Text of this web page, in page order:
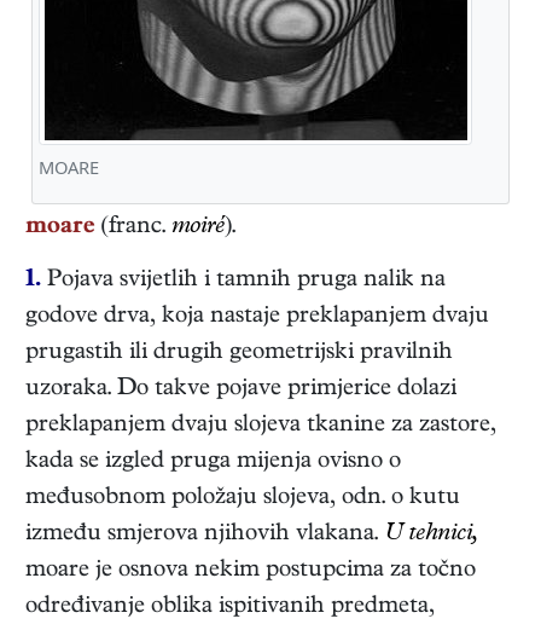
MOARE
moare (franc. moiré).
1. Pojava svijetlih i tamnih pruga nalik na
godove drva, koja nastaje preklapanjem dvaju
prugastih ili drugih geometrijski pravilnih
uzoraka. Do takve pojave primjerice dolazi
preklapanjem dvaju slojeva tkanine za zastore,
kada se izgled pruga mijenja ovisno o
međusobnom položaju slojeva, odn. o kutu
između smjerova njihovih vlakana. U tehnici,
moare je osnova nekim postupcima za točno
određivanje oblika ispitivanih predmeta,